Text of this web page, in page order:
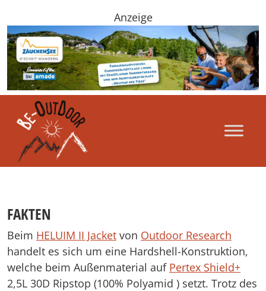
Anzeige
FAKTEN
Beim HELUIM II Jacket von Outdoor Research
handelt es sich um eine Hardshell-Konstruktion,
welche beim Außenmaterial auf Pertex Shield+
2,5L 30D Ripstop (100% Polyamid ) setzt. Trotz des